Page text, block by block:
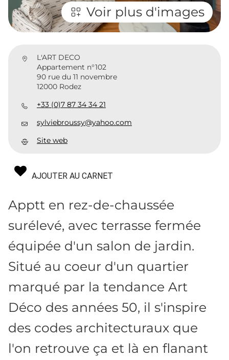
Voir plus d'images
L'ART DECO
Appartement n°102
90 rue du 11 novembre
12000 Rodez
+33 (0)7 87 34 34 21
sylviebroussy@yahoo.com
Site web
AJOUTER AU CARNET
Apptt en rez-de-chaussée
surélevé, avec terrasse fermée
équipée d'un salon de jardin.
Situé au coeur d'un quartier
marqué par la tendance Art
Déco des années 50, il s'inspire
des codes architecturaux que
l'on retrouve ça et là en flanant